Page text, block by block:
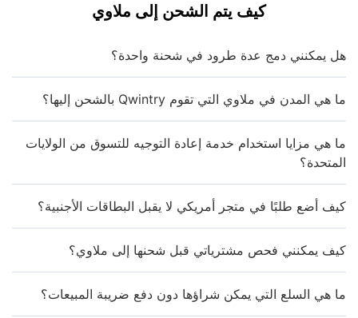
كيف يتم الشحن إلى ملاوي
هل يمكنني دمج عدة طرود في شحنة واحدة؟
ما هي المدن في ملاوي التي تقوم Qwintry بالشحن إليها؟
ما هي مزايا استخدام خدمة إعادة التوجيه للتسوق من الولايات
المتحدة؟
كيف أضع طلبًا في متجر أمريكي لا يقبل البطاقات الأجنبية؟
كيف يمكنني فحص مشترياتي قبل شحنها إلى ملاوي؟
ما هي السلع التي يمكن شراؤها دون دفع ضريبة المبيعات؟